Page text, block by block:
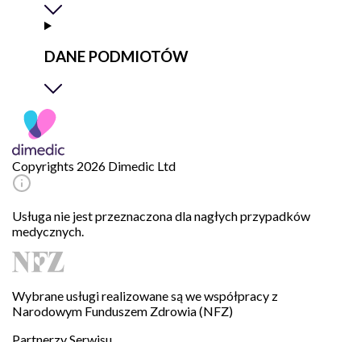
DANE PODMIOTÓW
Copyrights 2026 Dimedic Ltd
Usługa nie jest przeznaczona dla nagłych przypadków
medycznych.
Wybrane usługi realizowane są we współpracy z
Narodowym Funduszem Zdrowia (NFZ)